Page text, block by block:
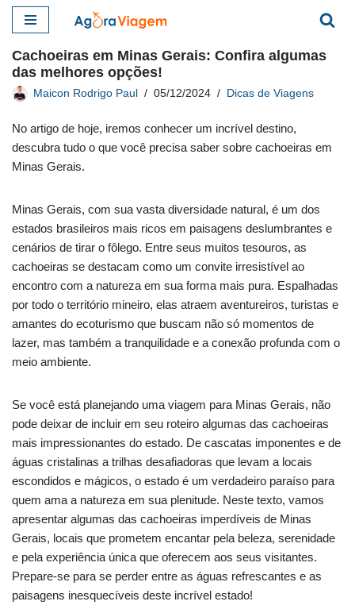
para
o
conteúdo
Cachoeiras em Minas Gerais: Confira algumas
das melhores opções!
Maicon Rodrigo Paul 05/12/2024 Dicas de Viagens
No artigo de hoje, iremos conhecer um incrível destino,
descubra tudo o que você precisa saber sobre cachoeiras em
Minas Gerais.
Minas Gerais, com sua vasta diversidade natural, é um dos
estados brasileiros mais ricos em paisagens deslumbrantes e
cenários de tirar o fôlego. Entre seus muitos tesouros, as
cachoeiras se destacam como um convite irresistível ao
encontro com a natureza em sua forma mais pura. Espalhadas
por todo o território mineiro, elas atraem aventureiros, turistas e
amantes do ecoturismo que buscam não só momentos de
lazer, mas também a tranquilidade e a conexão profunda com o
meio ambiente.
Se você está planejando uma viagem para Minas Gerais, não
pode deixar de incluir em seu roteiro algumas das cachoeiras
mais impressionantes do estado. De cascatas imponentes e de
águas cristalinas a trilhas desafiadoras que levam a locais
escondidos e mágicos, o estado é um verdadeiro paraíso para
quem ama a natureza em sua plenitude. Neste texto, vamos
apresentar algumas das cachoeiras imperdíveis de Minas
Gerais, locais que prometem encantar pela beleza, serenidade
e pela experiência única que oferecem aos seus visitantes.
Prepare-se para se perder entre as águas refrescantes e as
paisagens inesquecíveis deste incrível estado!